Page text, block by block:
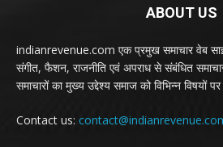
ABOUT US
indianrevenue.com एक प्रमुख समाचार वेब
संगीत, फैशन, राजनीति एवं अपराध से संबंधित
समाचारों का मुख्य उद्देश्य समाज को विभिन्न विषयों
Contact us: